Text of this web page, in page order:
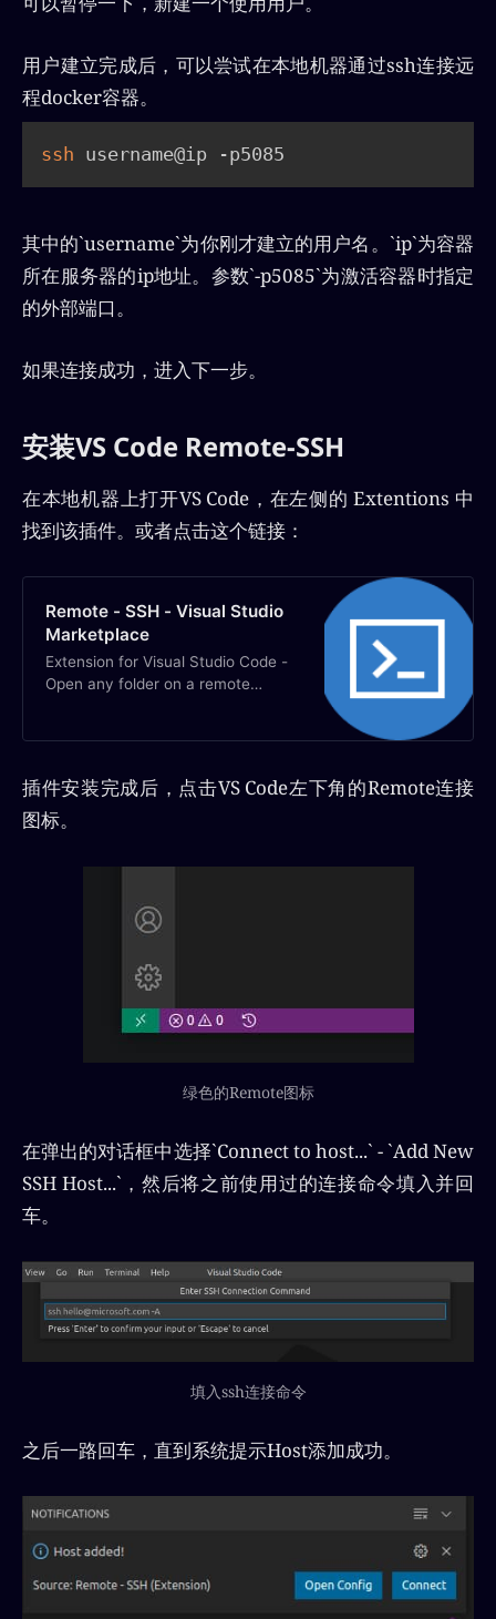
用户建立完成后，可以尝试在本地机器通过ssh连接远
程docker容器。
ssh username@ip -p5085
其中的`username`为你刚才建立的用户名。`ip`为容器
所在服务器的ip地址。参数`-p5085`为激活容器时指定
的外部端口。
如果连接成功，进入下一步。
安装VS Code Remote-SSH
在本地机器上打开VS Code，在左侧的 Extentions 中
找到该插件。或者点击这个链接：
Remote - SSH - Visual Studio
Marketplace
Extension for Visual Studio Code -
Open any folder on a remote
插件安装完成后，点击VS Code左下角的Remote连接
图标。
绿色的Remote图标
在弹出的对话框中选择`Connect to host...` - `Add New
SSH Host...`，然后将之前使用过的连接命令填入并回
车。
填入ssh连接命令
之后一路回车，直到系统提示Host添加成功。